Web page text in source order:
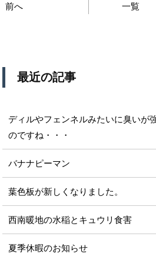
前へ 一覧
最近の記事
ディルやフェンネルみたいに臭いが
のですね・・・
バナナピーマン
葉色板が新しくなりました。
西南暖地の水稲とキュウリ食害
夏季休暇のお知らせ